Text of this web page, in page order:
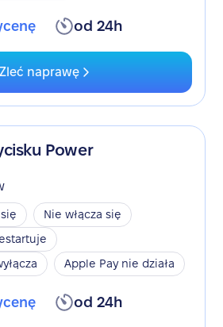
od 24h
Zleć naprawę
Power
Nie włącza się
Apple Pay nie działa
od 24h